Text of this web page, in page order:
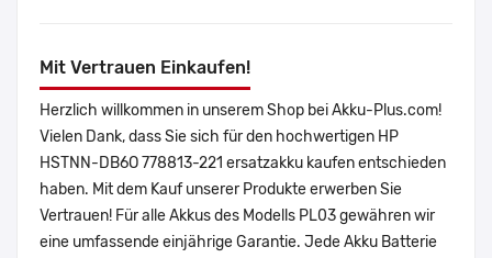
Mit Vertrauen Einkaufen!
Herzlich willkommen in unserem Shop bei Akku-Plus.com!
Vielen Dank, dass Sie sich für den hochwertigen HP
HSTNN-DB6O 778813-221 ersatzakku kaufen entschieden
haben. Mit dem Kauf unserer Produkte erwerben Sie
Vertrauen! Für alle Akkus des Modells PL03 gewähren wir
eine umfassende einjährige Garantie. Jede Akku Batterie